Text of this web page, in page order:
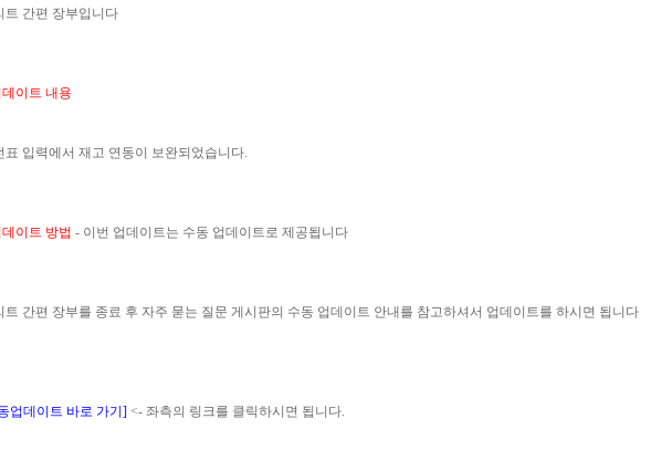
트 간편 장부입니다
이트 내용
표 입력에서 재고 연동이 보완되었습니다.
이트 방법 - 이번 업데이트는 수동 업데이트로 제공됩니다
트 간편 장부를 종료 후 자주 묻는 질문 게시판의 수동 업데이트 안내를 참고하셔서 업데이트를 하시면 됩니다
업데이트 바로 가기] <- 좌측의 링크를 클릭하시면 됩니다.